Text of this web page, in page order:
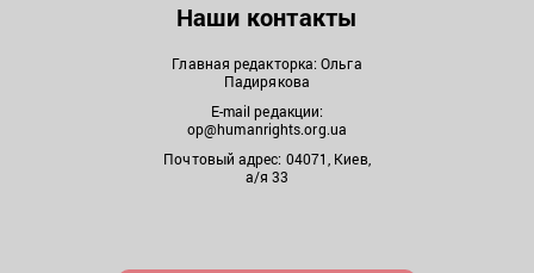
Наши контакты
Главная редакторка: Ольга
Падирякова
E-mail редакции:
op@humanrights.org.ua
Почтовый адрес: 04071, Киев,
а/я 33